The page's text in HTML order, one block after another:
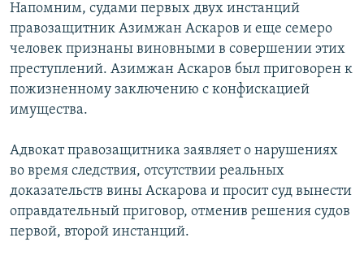
ЭЕ/АРнун бардык сайттары
Напомним, судами первых двух инстанций
правозащитник Азимжан Аскаров и еще семеро
человек признаны виновными в совершении этих
преступлений. Азимжан Аскаров был приговорен к
пожизненному заключению с конфискацией
имущества.
Адвокат правозащитника заявляет о нарушениях
во время следствия, отсутствии реальных
доказательств вины Аскарова и просит суд вынести
оправдательный приговор, отменив решения судов
первой, второй инстанций.